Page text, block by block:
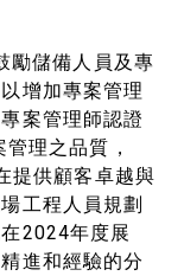
儲備人員及專
增加專案管理
案管理師認證
理之品質，
提供顧客卓越與
工程人員規劃
2024年度展
進和經驗的分